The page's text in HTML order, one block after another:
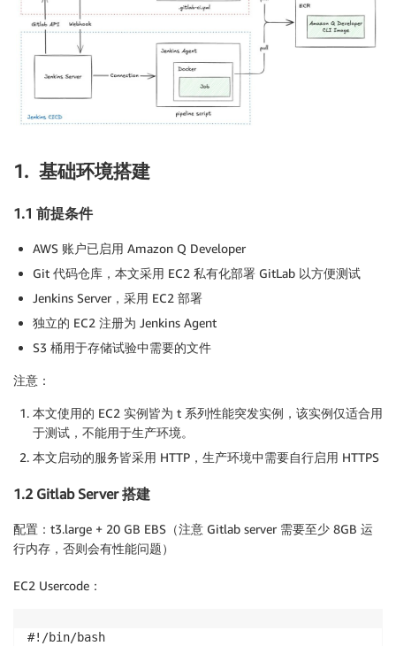
1. 基础环境搭建
1.1 前提条件
AWS 账户已启用 Amazon Q Developer
Git 代码仓库，本文采用 EC2 私有化部署 GitLab 以方便测试
Jenkins Server，采用 EC2 部署
独立的 EC2 注册为 Jenkins Agent
S3 桶用于存储试验中需要的文件
注意：
本文使用的 EC2 实例皆为 t 系列性能突发实例，该实例仅适合用
于测试，不能用于生产环境。
本文启动的服务皆采用 HTTP，生产环境中需要自行启用 HTTPS
1.2 Gitlab Server 搭建
配置： t3.large + 20 GB EBS（注意 Gitlab server 需要至少 8GB 运
行内存，否则会有性能问题）
EC2 Usercode：
#!/bin/bash